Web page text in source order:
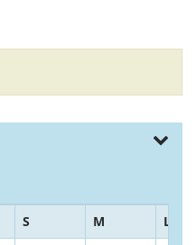
S M
L